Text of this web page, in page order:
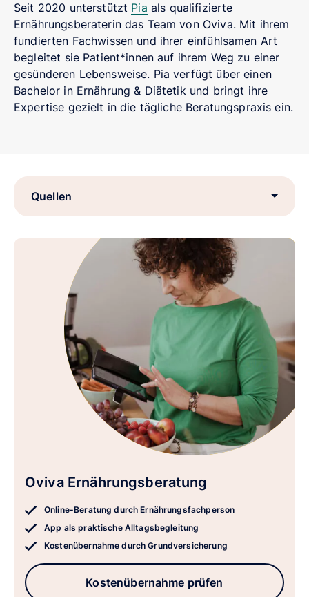
Seit 2020 unterstützt Pia als qualifizierte
Ernährungsberaterin das Team von Oviva. Mit ihrem
fundierten Fachwissen und ihrer einfühlsamen Art
begleitet sie Patient*innen auf ihrem Weg zu einer
gesünderen Lebensweise. Pia verfügt über einen
Bachelor in Ernährung & Diätetik und bringt ihre
Expertise gezielt in die tägliche Beratungspraxis ein.
Quellen
Oviva Ernährungsberatung
Online-Beratung durch Ernährungsfachperson
App als praktische Alltagsbegleitung
Kostenübernahme durch Grundversicherung
Kostenübernahme prüfen